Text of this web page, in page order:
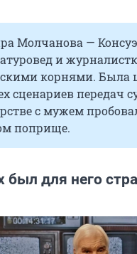
Молчанова —
и
корнями. Была
сценариев передач
с мужем
поприще.
был для него